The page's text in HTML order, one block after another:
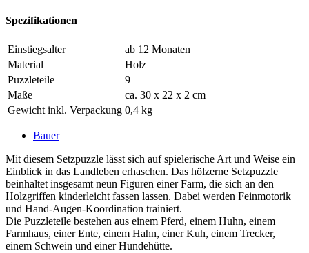
Spezifikationen
Einstiegsalter
ab 12 Monaten
Material
Holz
Puzzleteile
9
Maße
ca. 30 x 22 x 2 cm
Gewicht inkl. Verpackung 0,4 kg
Bauer
Mit diesem Setzpuzzle lässt sich auf spielerische Art und Weise ein
Einblick in das Landleben erhaschen. Das hölzerne Setzpuzzle
beinhaltet insgesamt neun Figuren einer Farm, die sich an den
Holzgriffen kinderleicht fassen lassen. Dabei werden Feinmotorik
und Hand-Augen-Koordination trainiert.
Die Puzzleteile bestehen aus einem Pferd, einem Huhn, einem
Farmhaus, einer Ente, einem Hahn, einer Kuh, einem Trecker,
einem Schwein und einer Hundehütte.